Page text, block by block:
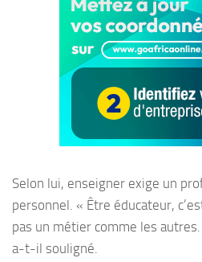
Selon lui, enseigner exige un
personnel. « Être éducateur,
pas un métier comme les
a-t-il souligné.